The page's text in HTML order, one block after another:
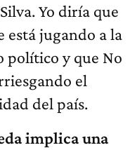
Yo diría que
está jugando a la
político y que No
el
del país.
implica una